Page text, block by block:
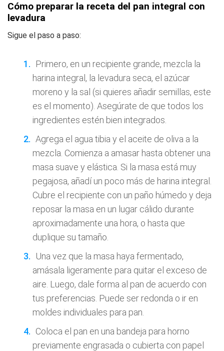
Cómo preparar la receta del pan integral con
levadura
Sigue el paso a paso:
Primero, en un recipiente grande, mezcla la
harina integral, la levadura seca, el azúcar
moreno y la sal (si quieres añadir semillas, este
es el momento). Asegúrate de que todos los
ingredientes estén bien integrados.
Agrega el agua tibia y el aceite de oliva a la
mezcla. Comienza a amasar hasta obtener una
masa suave y elástica. Si la masa está muy
pegajosa, añadí un poco más de harina integral.
Cubre el recipiente con un paño húmedo y deja
reposar la masa en un lugar cálido durante
aproximadamente una hora, o hasta que
duplique su tamaño.
Una vez que la masa haya fermentado,
amásala ligeramente para quitar el exceso de
aire. Luego, dale forma al pan de acuerdo con
tus preferencias. Puede ser redonda o ir en
moldes individuales para pan.
Coloca el pan en una bandeja para horno
previamente engrasada o cubierta con papel